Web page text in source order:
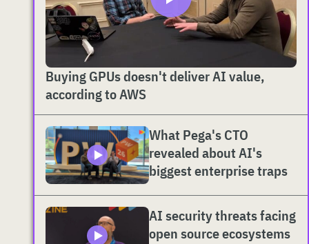
Buying GPUs doesn't deliver AI value,
according to AWS
What Pega's CTO
revealed about AI's
biggest enterprise traps
AI security threats facing
open source ecosystems